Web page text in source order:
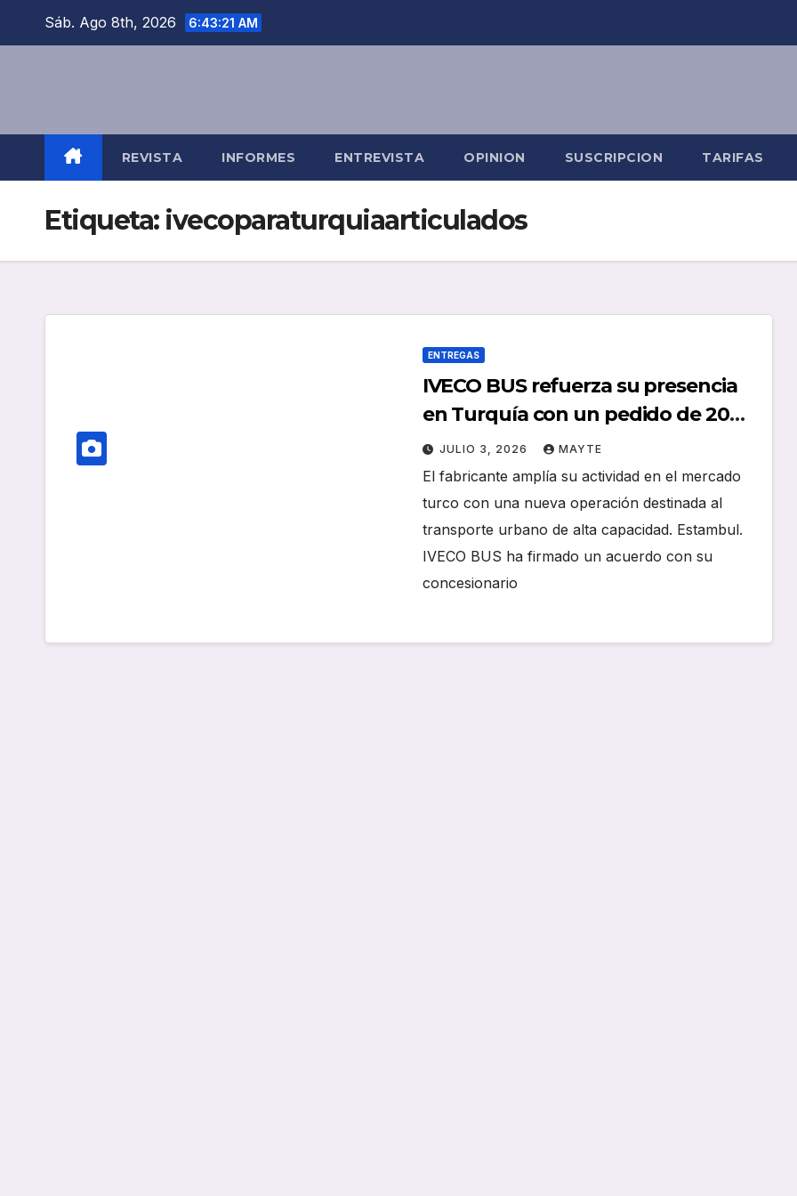
Sáb. Ago 8th, 2026 6:43:22 AM
REVISTA INFORMES ENTREVISTA OPINION SUSCRIPCION TARIFAS
Etiqueta: ivecoparaturquiaarticulados
ENTREGAS
IVECO BUS refuerza su presencia
en Turquía con un pedido de 20
autobuses articulados
STREETWAY
JULIO 3, 2026 MAYTE
El fabricante amplía su actividad en el mercado
turco con una nueva operación destinada al
transporte urbano de alta capacidad. Estambul.
IVECO BUS ha firmado un acuerdo con su
concesionario